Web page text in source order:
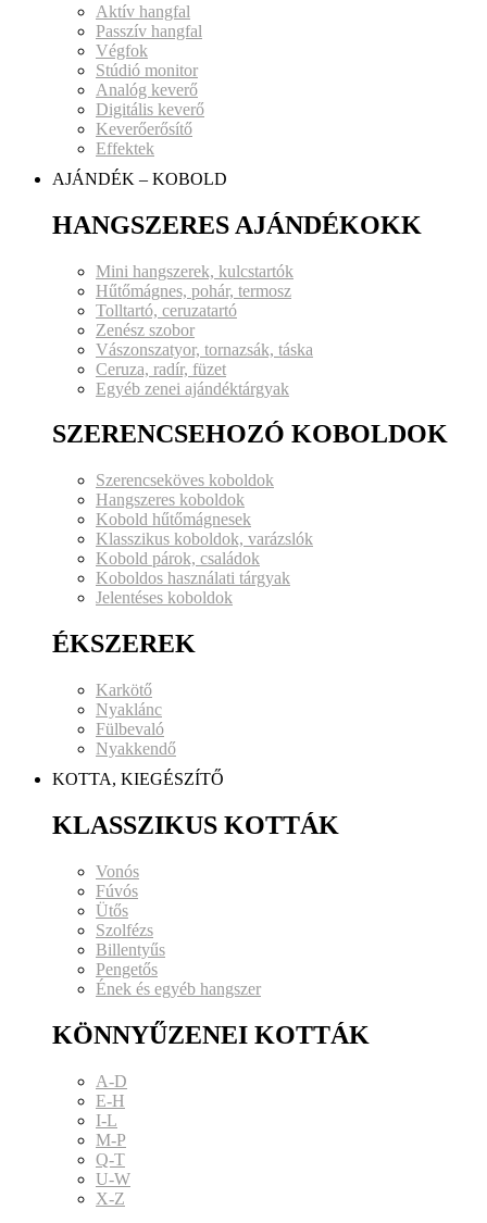
Aktív hangfal
Passzív hangfal
Végfok
Stúdió monitor
Analóg keverő
Digitális keverő
Keverőerősítő
Effektek
AJÁNDÉK – KOBOLD
HANGSZERES AJÁNDÉKOKK
Mini hangszerek, kulcstartók
Hűtőmágnes, pohár, termosz
Tolltartó, ceruzatartó
Zenész szobor
Vászonszatyor, tornazsák, táska
Ceruza, radír, füzet
Egyéb zenei ajándéktárgyak
SZERENCSEHOZÓ KOBOLDOK
Szerencseköves koboldok
Hangszeres koboldok
Kobold hűtőmágnesek
Klasszikus koboldok, varázslók
Kobold párok, családok
Koboldos használati tárgyak
Jelentéses koboldok
ÉKSZEREK
Karkötő
Nyaklánc
Fülbevaló
Nyakkendő
KOTTA, KIEGÉSZÍTŐ
KLASSZIKUS KOTTÁK
Vonós
Fúvós
Ütős
Szolfézs
Billentyűs
Pengetős
Ének és egyéb hangszer
KÖNNYŰZENEI KOTTÁK
A-D
E-H
I-L
M-P
Q-T
U-W
X-Z